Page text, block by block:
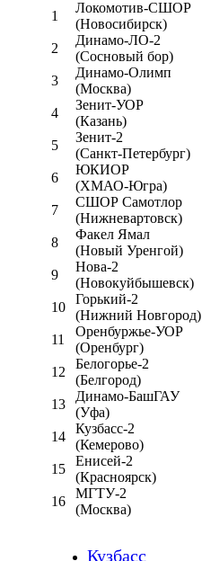
1
Локомотив-CШОР
(Новосибирск)
2
Динамо-ЛО-2
(Сосновый бор)
3
Динамо-Олимп
(Москва)
4
Зенит-УОР
(Казань)
5
Зенит-2
(Санкт-Петербург)
6
ЮКИОР
(ХМАО-Югра)
7
СШОР Самотлор
(Нижневартовск)
8
Факел Ямал
(Новый Уренгой)
9
Нова-2
(Новокуйбышевск)
10
Горький-2
(Нижний Новгород)
11
Оренбуржье-УОР
(Оренбург)
12
Белогорье-2
(Белгород)
13
Динамо-БашГАУ
(Уфа)
14
Кузбасс-2
(Кемерово)
15
Енисей-2
(Красноярск)
16
МГТУ-2
(Москва)
Кузбасс